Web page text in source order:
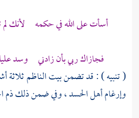
أسأت على الله في حكمه لأنك
فجازاك ربي بأن زادني وسد
( تنبيه ) : قد تضمن بيت الناظم ثلاثة
وإرغام أهل الحسد ، وفي ضمن ذلك ذم